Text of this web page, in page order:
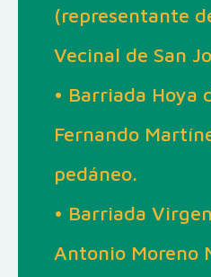
(representante
Vecinal de San
• Barriada Hoya
Fernando
pedáneo.
• Barriada
Antonio Moreno